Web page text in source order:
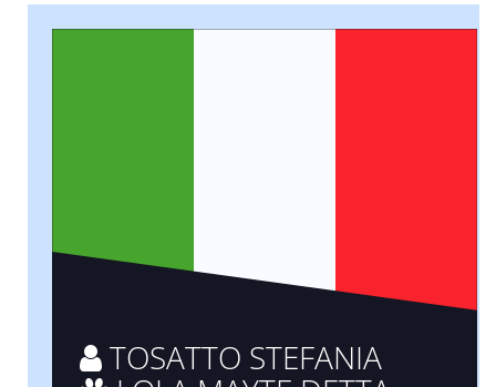
TOSATTO STEFANIA